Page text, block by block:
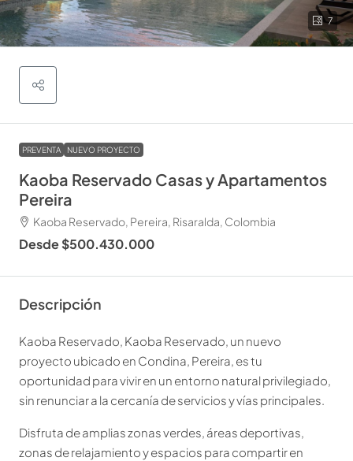
7
PREVENTA NUEVO PROYECTO
Kaoba Reservado Casas y Apartamentos
Pereira
Kaoba Reservado, Pereira, Risaralda, Colombia
Desde$500.430.000
Descripción
Kaoba Reservado, Kaoba Reservado, un nuevo
proyecto ubicado en Condina, Pereira, es tu
oportunidad para vivir en un entorno natural privilegiado,
sin renunciar a la cercanía de servicios y vías principales.
Disfruta de amplias zonas verdes, áreas deportivas,
zonas de relajamiento y espacios para compartir en